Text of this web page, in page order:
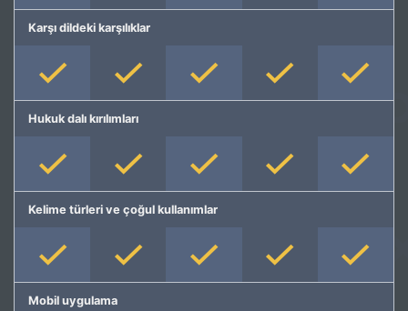
Karşı dildeki karşılıklar
Hukuk dalı kırılımları
Kelime türleri ve çoğul kullanımlar
Mobil uygulama